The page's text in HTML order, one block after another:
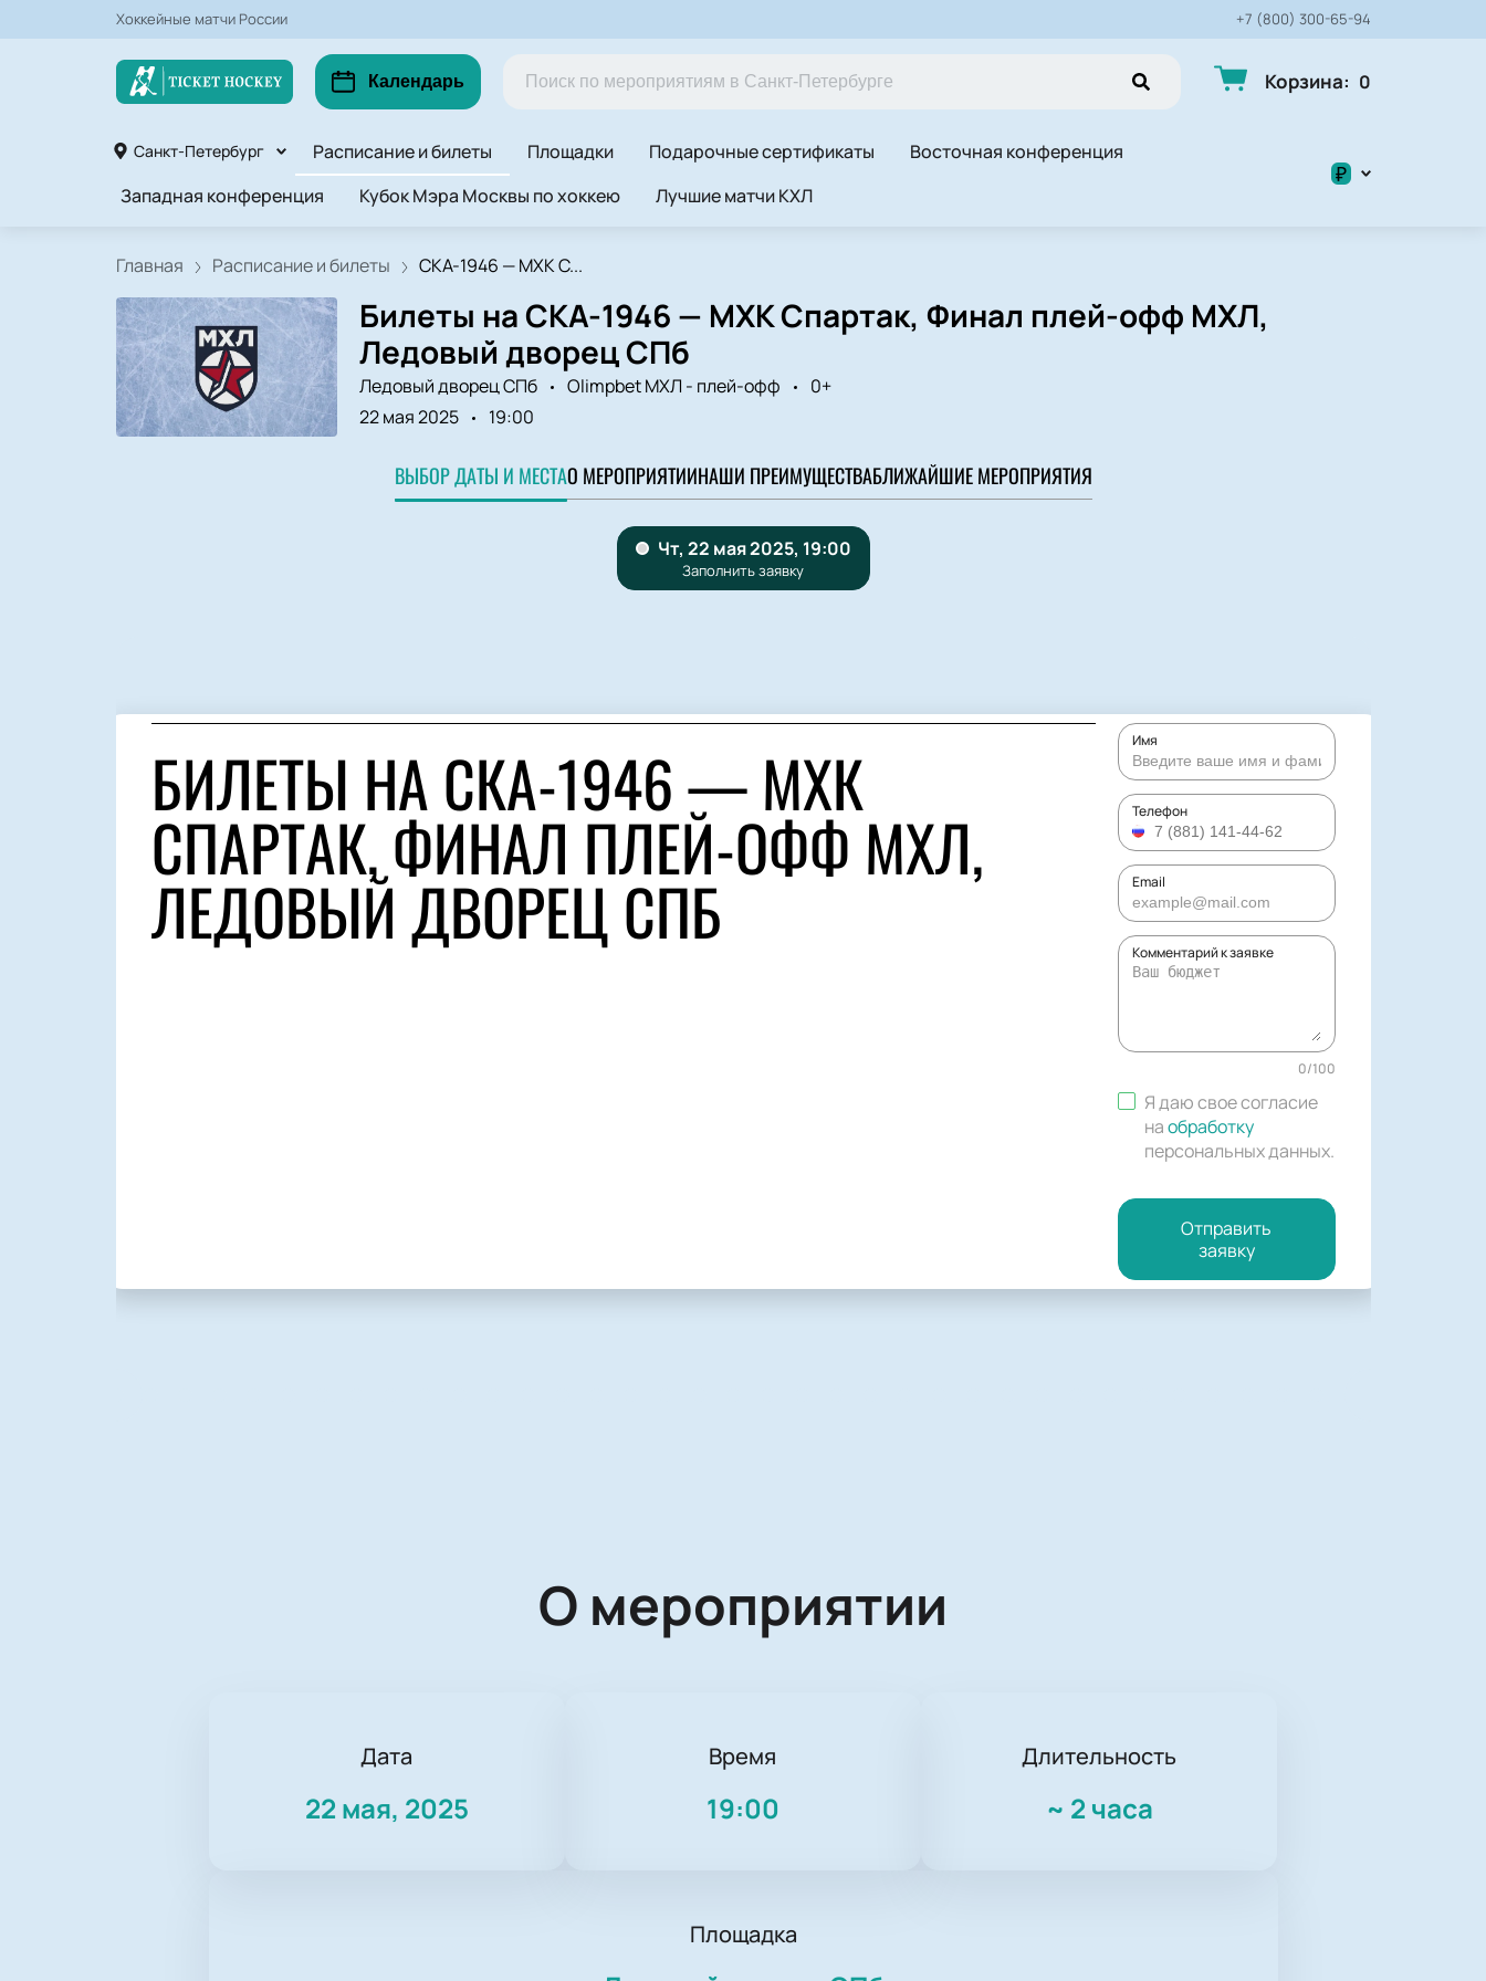
Хоккейные матчи России +7 (800) 300-65-94
Календарь Корзина: 0
Санкт-Петербург Расписание и билеты Площадки Подарочные сертификаты
Восточная конференция
Западная конференция
Кубок Мэра Москвы по хоккею Лучшие матчи КХЛ
₽
Главная Расписание и билеты СКА-1946 — МХК С...
Билеты на СКА-1946 — МХК Спартак, Финал плей-офф МХЛ,
Ледовый дворец СПб
Ледовый дворец СПб Olimpbet МХЛ - плей-офф
0+
22 мая 2025
19:00
ВЫБОР ДАТЫ И МЕСТАО МЕРОПРИЯТИИНАШИ ПРЕИМУЩЕСТВАБЛИЖАЙШИЕ МЕРОПРИЯТИЯ
БИЛЕТЫ НА СКА-1946 — МХК
СПАРТАК, ФИНАЛ ПЛЕЙ-ОФФ МХЛ,
ЛЕДОВЫЙ ДВОРЕЦ СПБ
Имя
Телефон
Email
Комментарий к заявке
0/100
Я даю свое согласие
наобработку
персональных данных.
Отправить
заявку
О мероприятии
Дата
22 мая, 2025
Время
19:00
Длительность
~ 2 часа
Площадка